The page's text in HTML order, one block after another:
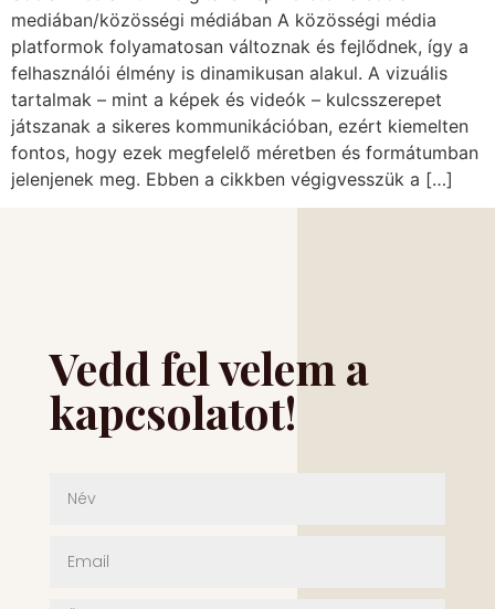
mediában/közösségi médiában A közösségi média
platformok folyamatosan változnak és fejlődnek, így a
felhasználói élmény is dinamikusan alakul. A vizuális
tartalmak – mint a képek és videók – kulcsszerepet
játszanak a sikeres kommunikációban, ezért kiemelten
fontos, hogy ezek megfelelő méretben és formátumban
jelenjenek meg. Ebben a cikkben végigvesszük a […]
Vedd fel velem a
kapcsolatot!